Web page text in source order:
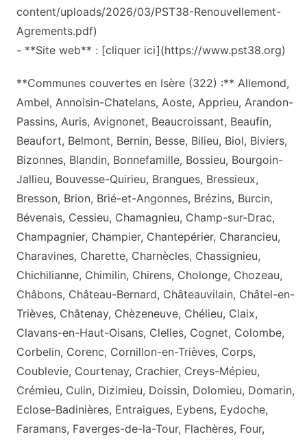
content/uploads/2026/03/PST38-Renouvellement-
Agrements.pdf)
- **Site web** : [cliquer ici](https://www.pst38.org)
**Communes couvertes en Isère (322) :** Allemond,
Ambel, Annoisin-Chatelans, Aoste, Apprieu, Arandon-
Passins, Auris, Avignonet, Beaucroissant, Beaufin,
Beaufort, Belmont, Bernin, Besse, Bilieu, Biol, Biviers,
Bizonnes, Blandin, Bonnefamille, Bossieu, Bourgoin-
Jallieu, Bouvesse-Quirieu, Brangues, Bressieux,
Bresson, Brion, Brié-et-Angonnes, Brézins, Burcin,
Bévenais, Cessieu, Chamagnieu, Champ-sur-Drac,
Champagnier, Champier, Chantepérier, Charancieu,
Charavines, Charette, Charnècles, Chassignieu,
Chichilianne, Chimilin, Chirens, Cholonge, Chozeau,
Châbons, Château-Bernard, Châteauvilain, Châtel-en-
Trièves, Châtenay, Chèzeneuve, Chélieu, Claix,
Clavans-en-Haut-Oisans, Clelles, Cognet, Colombe,
Corbelin, Corenc, Cornillon-en-Trièves, Corps,
Coublevie, Courtenay, Crachier, Creys-Mépieu,
Crémieu, Culin, Dizimieu, Doissin, Dolomieu, Domarin,
Eclose-Badinières, Entraigues, Eybens, Eydoche,
Faramans, Faverges-de-la-Tour, Flachères, Four,